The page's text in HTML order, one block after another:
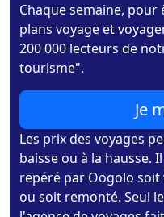
Chaque semaine,
plans voyage et
200 000 lecteurs de
tourisme".
Je
Les prix des voyages
baisse ou à la hausse.
repéré par Oogolo soit
ou soit remonté. Seul